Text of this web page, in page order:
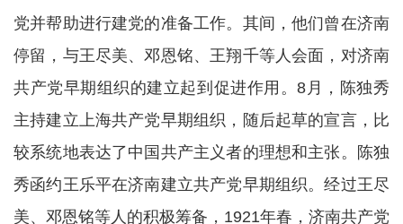
党并帮助进行建党的准备工作。其间，他们曾在济南
停留，与王尽美、邓恩铭、王翔千等人会面，对济南
共产党早期组织的建立起到促进作用。8月，陈独秀
主持建立上海共产党早期组织，随后起草的宣言，比
较系统地表达了中国共产主义者的理想和主张。陈独
秀函约王乐平在济南建立共产党早期组织。经过王尽
美、邓恩铭等人的积极筹备，1921年春，济南共产党